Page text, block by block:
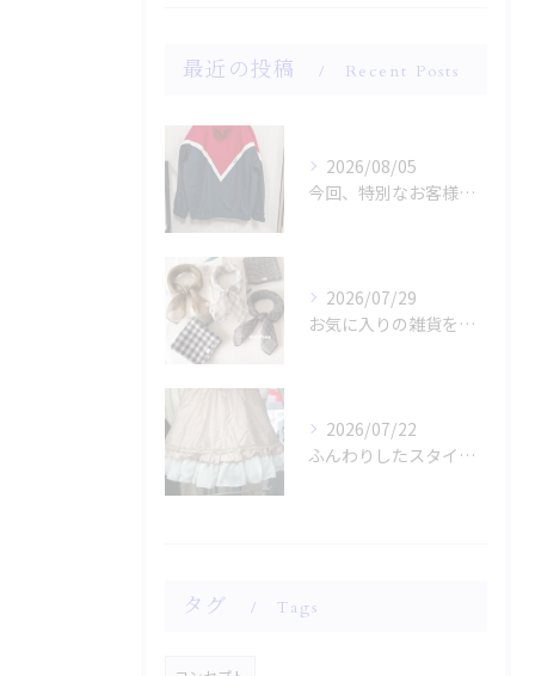
最近の投稿 Recent Posts
2026/08/05
今回、特別なお客様のためにファッションショー用のサンプルを手...
2026/07/29
お気に入りの雑貨をお探しですか？
2026/07/22
ふんわりしたスタイルに魅了されませんか？
タグ Tags